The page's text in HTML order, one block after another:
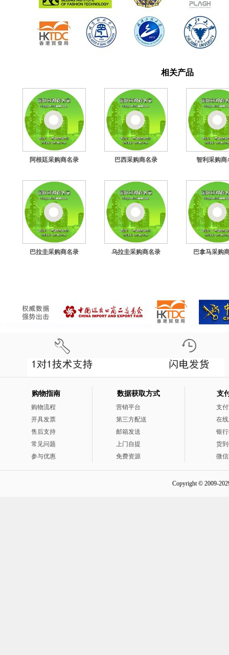
相关产品
阿根廷采购商名录 巴西采购商名录 智利采购商
巴拉圭采购商名录 乌拉圭采购商名录 巴拿马采购
购物指南
购物流程
开具发票
售后支持
常见问题
参与优惠
数据获取方式
营销平台
第三方配送
邮箱发送
上门自提
免费资源
支
支
在
银
货
微
Copyright © 2009-